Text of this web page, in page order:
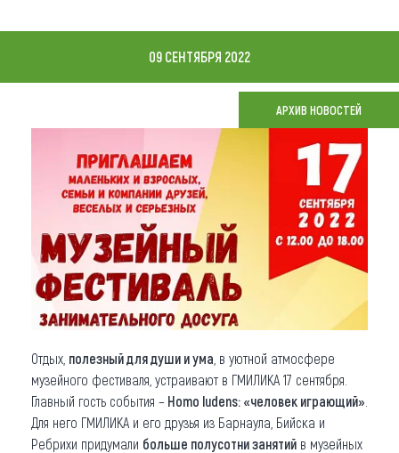
Карта
Что привезти (сувениры)
О регионе
Коллекция впечатлений
Другие рубрики
09 СЕНТЯБРЯ 2022
АРХИВ НОВОСТЕЙ
Отдых, полезный для души и ума , в уютной атмосфере
музейного фестиваля, устраивают в ГМИЛИКА 17 сентября.
Главный гость события – Нomo ludens: «человек играющий»
Для него ГМИЛИКА и его друзья из Барнаула, Бийска и
Ребрихи придумали больше полусотни занятий в музейных